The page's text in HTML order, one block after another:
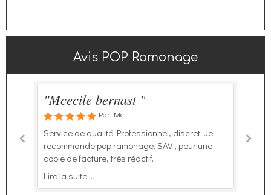
Avis POP Ramonage
"Bon professionnel "
Par Blino
Bon professionnel, rdv rapide ,de bon conseil et
bon échange je recommande travail propre
Lire la suite...
"Mcecile bernast "
Par Mc
Service de qualité. Professionnel, discret. Je
recommande pop ramonage. SAV , pour une
copie de facture, très réactif.
Lire la suite...
"Ramonage poêle à bois."
Par Alain
Prestation de qualité. Travail sérieux, propre.
Conseils pour limiter l'encrassement du conduit
intéressants. Ponctualité. Rien à redire. Très
satisfait.
Lire la suite...